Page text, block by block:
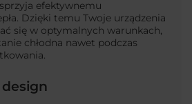
efektywnemu
Dzięki temu Twoje urządzenia
się w optymalnych warunkach,
chłodna nawet podczas